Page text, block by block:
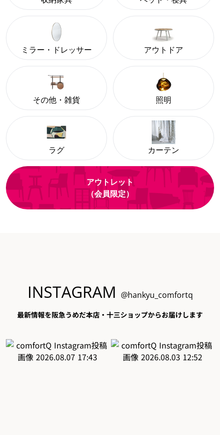
ミラー・ドレッサー アウトドア
その他・雑貨 照明
ラグ カーテン
アウトレット
（会員限定）
INSTAGRAM @hankyu_comfortq
最新情報を阪急うめだ本店・十三ショップからお届けします